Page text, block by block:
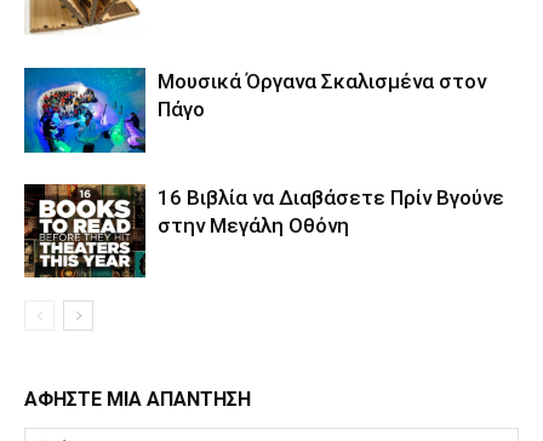
Μουσικά Όργανα Σκαλισμένα στον
Πάγο
16 Βιβλία να Διαβάσετε Πρίν Βγούνε
στην Μεγάλη Οθόνη
ΑΦΗΣΤΕ ΜΙΑ ΑΠΑΝΤΗΣΗ